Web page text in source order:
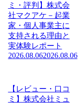
ミ・評判】株式会
社マクアケ－起業
家・個人事業主に
支持される理由と
実体験レポート
2026.08.062026.08.06
【レビュー・口コ
ミ】株式会社ミュ